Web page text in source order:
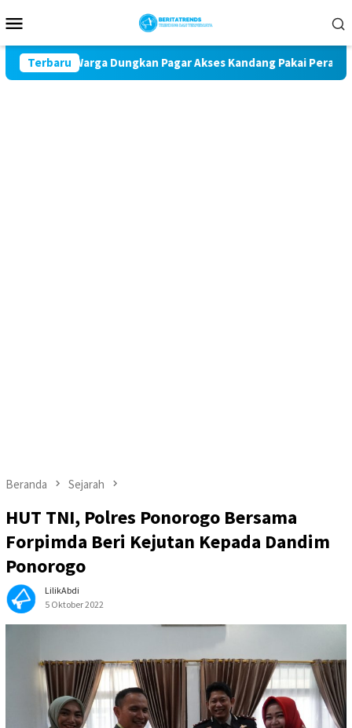
ke
Mobile
Terbaru
Warga Dungkan Pagar Akses Kandang Pakai Peraga Adat
Beranda Sejarah
HUT TNI, Polres Ponorogo Bersama
Forpimda Beri Kejutan Kepada Dandim
Ponorogo
LilikAbdi
5 Oktober 2022